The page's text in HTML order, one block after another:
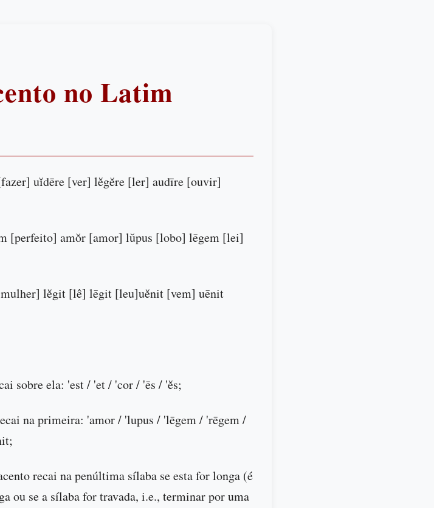
no Latim
uĭdēre [ver] lĕgĕre [ler] audīre [ouvir]
[perfeito] amŏr [amor] lŭpus [lobo] lēgem [lei]
lĕgit [lê] lēgit [leu]uĕnit [vem] uēnit
sobre ela: 'est / 'et / 'cor / 'ēs / 'ĕs;
na primeira: 'amor / 'lupus / 'lēgem / 'rēgem /
recai na penúltima sílaba se esta for longa (é
ou se a sílaba for travada, i.e., terminar por uma